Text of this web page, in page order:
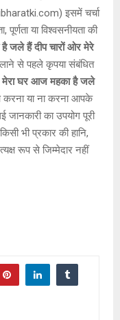
इसमें चर्चा
या विश्वसनीयता की
जले हैं दीप चारों ओर मेरे
से पहले कृपया संबंधित
मेरा घर आज महका है जले
करना या ना करना आपके
जानकारी का उपयोग पूरी
भी प्रकार की हानि,
रूप से जिम्मेदार नहीं